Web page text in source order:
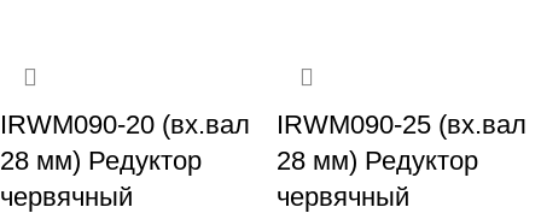
IRWM090-20 (вх.вал
28 мм) Редуктор
червячный
IRWM090-25 (вх.вал
28 мм) Редуктор
червячный